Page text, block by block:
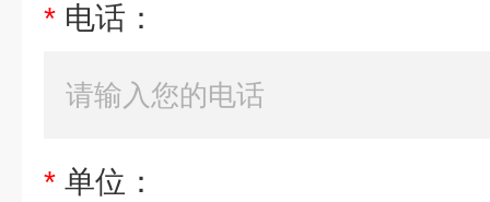
* 电话：
* 单位：